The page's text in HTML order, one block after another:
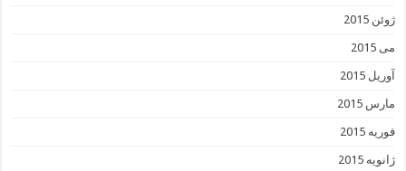
ژوئن 2015
می 2015
آوریل 2015
مارس 2015
فوریه 2015
ژانویه 2015